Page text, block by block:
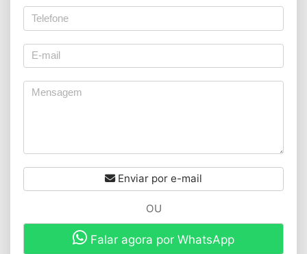
Enviar por e-mail
OU
Falar agora por WhatsApp